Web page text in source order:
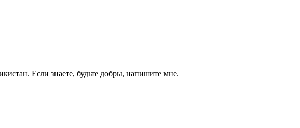
Если знаете, будьте добры, напишите мне.